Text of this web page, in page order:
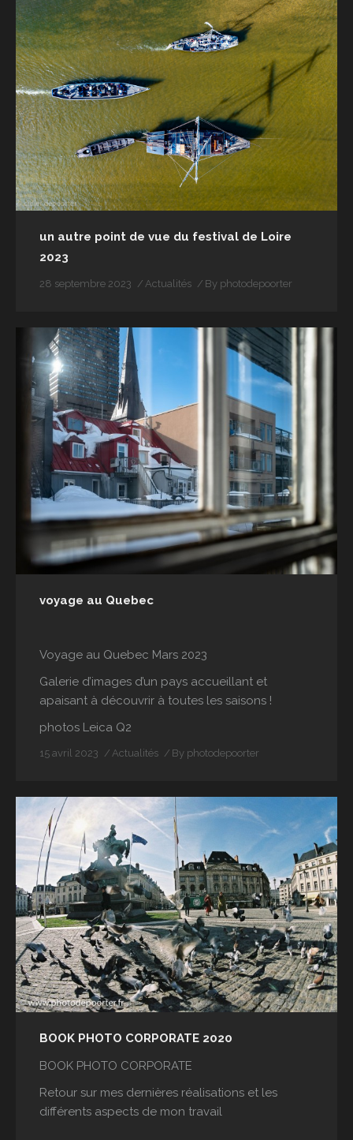
un autre point de vue du festival de Loire
2023
28 septembre 2023 Actualités By photodepoorter
voyage au Quebec
Voyage au Quebec Mars 2023
Galerie d’images d’un pays accueillant et
apaisant à découvrir à toutes les saisons !
photos Leica Q2
15 avril 2023 Actualités By photodepoorter
BOOK PHOTO CORPORATE 2020
BOOK PHOTO CORPORATE
Retour sur mes dernières réalisations et les
différents aspects de mon travail